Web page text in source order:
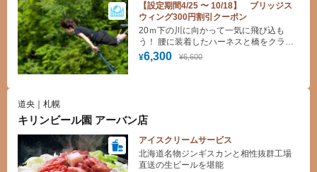
【設定期間4/25 〜 10/18】 ブリッジス
ウィング300円割引クーポン
¥6,300 ¥6,600
20ｍ下の川に向かって一気に飛び込も
う！ 腰に装着したハーネスと橋をクライ
ミング・ロープでつなぎ、 橋から川へジ
ャンプします。 息を呑むような数秒のフ
道央｜札幌
キリンビール園 アーバン店
アイスクリームサービス
北海道名物ジンギスカンと相性抜群工場
直送の生ビールを堪能